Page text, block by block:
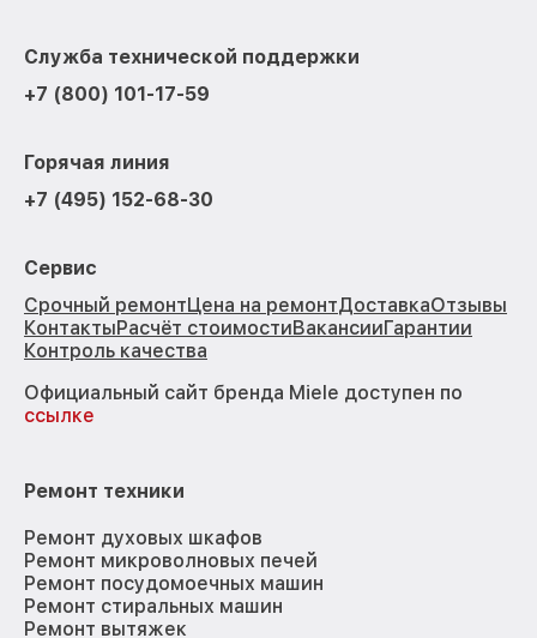
Служба технической поддержки
+7 (800) 101-17-59
Горячая линия
+7 (495) 152-68-30
Сервис
Срочный ремонтЦена на ремонтДоставкаОтзывы
КонтактыРасчёт стоимостиВакансииГарантии
Контроль качества
Официальный сайт бренда Miele доступен по
ссылке
Ремонт техники
Ремонт духовых шкафов
Ремонт микроволновых печей
Ремонт посудомоечных машин
Ремонт стиральных машин
Ремонт вытяжек